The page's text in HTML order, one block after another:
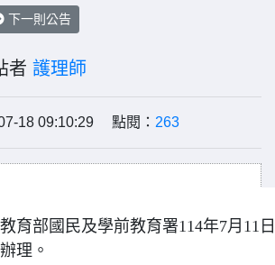
下一則公告
者 護理師
18 09:10:29 點閱： 263
育部國民及學前教育署114年7月11
理。